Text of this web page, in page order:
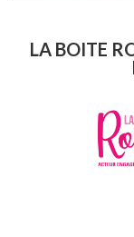
LA BOITE